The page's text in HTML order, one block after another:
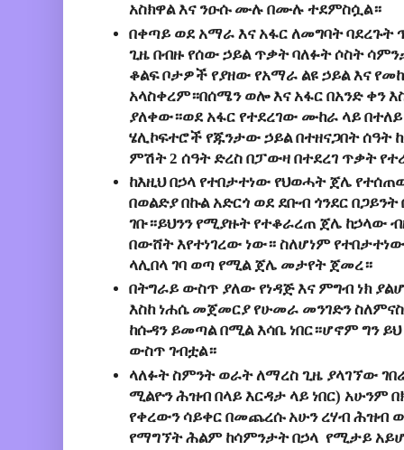
አስክዋል እና ንዑሱ ሙሉ በሙሉ ተደምስሷል።
በቀጣይ ወደ አማራ እና አፋር ለመግባት ባደረጉት
ጊዜ በብዙ የሰው ኃይል ጥቃት ባለፉት ሶስት
ቆልፍ ቦታዎች የያዘው የአማራ ልዩ ኃይል እና
አላስቀረም።በሰሜን ወሎ እና አፋር በአንድ ቀን
ያለቀው።ወደ አፋር የተደረገው ሙከራ ላይ በተለይ
ሄሊኮፍተሮች የጁንታው ኃይል በተዘናጋበት ሰዓት
ምሽት 2 ሰዓት ድረስ በፓውዛ በተደረገ ጥቃት
ከእዚህ በኃላ የተበታተነው የህወሓት ጀሌ
በወልድያ በኩል አድርጎ ወደ ደቡብ ጎንደር
ገቡ።ይህንን የሚያዙት የተቆራረጠ ጀሌ ከኃላው
በውሸት እየተነገረው ነው። ስለሆነም
ላሊበላ ገባ ወጣ የሚል ጀሌ መታየት ጀመረ።
በትግራይ ውስጥ ያለው የነዳጅ እና ምግብ ነክ
እስከ ነሐሴ መጀመርያ የሁመራ መንገድን
ከሱዳን ይመጣል በሚል እሳቤ ነበር።ሆኖም ግን
ውስጥ ገብቷል።
ላለፉት ስምንት ወራት ለማረስ ጊዜ ያላገኘው
ሚልዮን ሕዝብ በላይ እርዳታ ላይ ነበር) አሁንም
የቀረውን ሳይቀር በመጨረሱ አሁን ረሃብ ሕዝብ
የማግኘት ሕልም ከሳምንታት በኃላ የሚታይ